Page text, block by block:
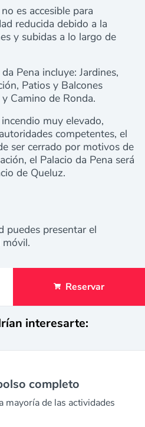
es accesible para
reducida debido a la
y subidas a lo largo de
Pena incluye: Jardines,
Patios y Balcones
Camino de Ronda.
muy elevado,
competentes, el
ser cerrado por motivos de
el Palacio da Pena será
de Queluz.
puedes presentar el
Reservar
interesarte:
completo
mayoría de las actividades